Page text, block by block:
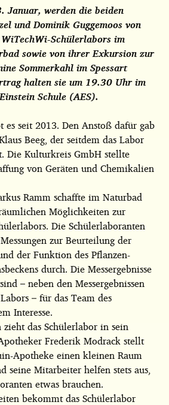
Januar, werden die beiden
und Dominik Guggemoos von
Schülerlabors im
sowie von ihrer Exkursion zur
Sommerkahl im Spessart
halten sie um 19.30 Uhr im
Schule (AES).
es seit 2013. Den Anstoß dafür gab
Beeg, der seitdem das Labor
Die Kulturkreis GmbH stellte
von Geräten und Chemikalien
Ramm schaffte im Naturbad
Möglichkeiten zur
Die Schülerlaboranten
zur Beurteilung der
der Funktion des Pflanzen-
durch. Die Messergebnisse
– neben den Messergebnissen
– für das Team des
Interesse.
zieht das Schülerlabor in sein
Frederik Modrack stellt
Apotheke einen kleinen Raum
seine Mitarbeiter helfen stets aus,
etwas brauchen.
bekommt das Schülerlabor